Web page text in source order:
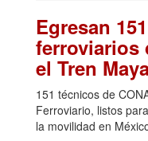
Egresan
ferroviarios
el Tren
151 técnicos de
Ferroviario, listos
la movilidad en